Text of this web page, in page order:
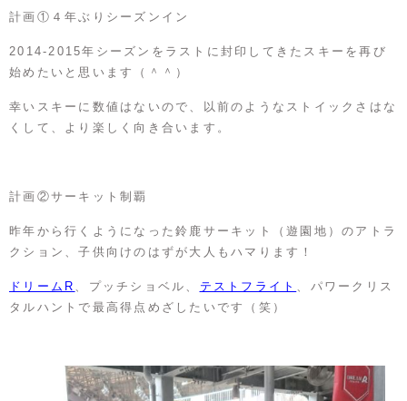
計画①４年ぶりシーズンイン
2014‐2015年シーズンをラストに封印してきたスキーを再び
始めたいと思います（＾＾）
幸いスキーに数値はないので、以前のようなストイックさはな
くして、より楽しく向き合います。
計画②サーキット制覇
昨年から行くようになった鈴鹿サーキット（遊園地）のアトラ
クション、子供向けのはずが大人もハマります！
ドリームR 、プッチショベル、 テストフライト 、パワークリス
タルハントで最高得点めざしたいです（笑）